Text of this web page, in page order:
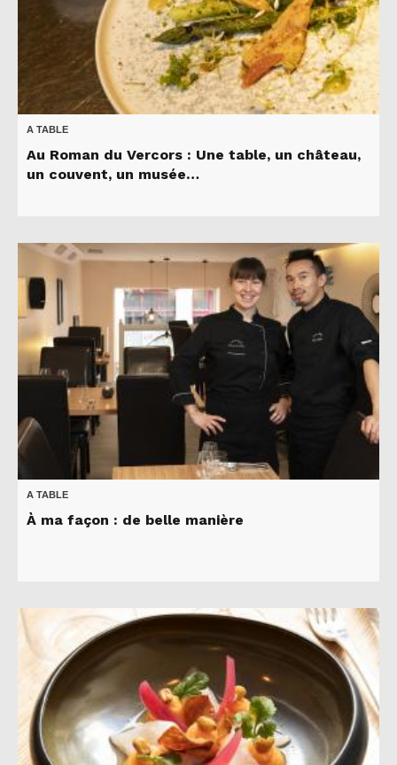
A TABLE
Au Roman du Vercors : Une table, un château,
un couvent, un musée…
A TABLE
À ma façon : de belle manière